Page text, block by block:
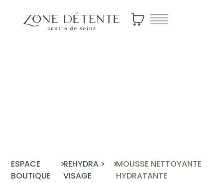
ESPACE
BOUTIQUE
>REHYDRA >
VISAGE
>MOUSSE NETTOYANTE
HYDRATANTE